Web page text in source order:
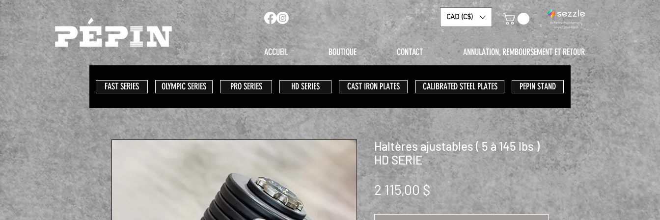
CAD (C$)
ACCUEIL BOUTIQUE CONTACT ANNULATION, REMBOURSEMENT ET RETOUR
FAST SERIES OLYMPIC SERIES PRO SERIES HD SERIES CAST IRON PLATES CALIBRATED STEEL PLATES PEPIN STAND
Haltères ajustables ( 5 à 145 lbs )
HD SERIE
2 115,00 $Prix